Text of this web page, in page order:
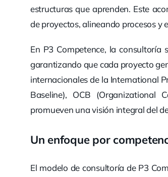
estructuras que aprenden. Este
de proyectos, alineando procesos y
En P3 Competence, la
garantizando que cada proyecto
internacionales de la International
Baseline), OCB (Organizational
promueven una visión integral del
Un enfoque por
El modelo de consultoría de P3